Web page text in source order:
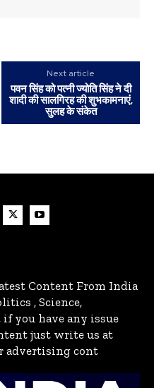
Next article
पवन सिंह को पत्नी ज्योति सिंह ने दी
शादी की सालगिरह की शुभकामनाएं,
सुलह के संकेत
Content From India
, Science,
you have any issue
just write us at
advertising cont